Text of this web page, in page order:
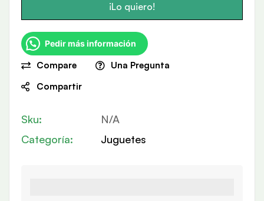
¡Lo quiero!
Pedir más información
Compare
Una Pregunta
Compartir
Sku:
N/A
Categoría:
Juguetes